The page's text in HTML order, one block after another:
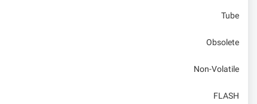
Tube
Obsolete
Non-Volatile
FLASH